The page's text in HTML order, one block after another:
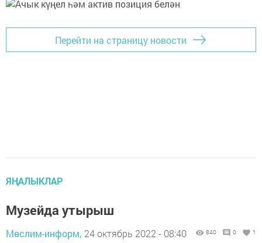
Перейти на страницу новости
ЯҢАЛЫКЛАР
Музейда утырыш
Мөслим-информ, 24 октябрь 2022 - 08:40 840 0 1